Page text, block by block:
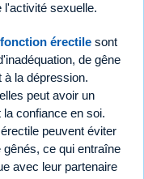
l'activité sexuelle.
érectile sont
de gêne
à la dépression.
peut avoir un
confiance en soi.
peuvent éviter
ce qui entraîne
avec leur partenaire